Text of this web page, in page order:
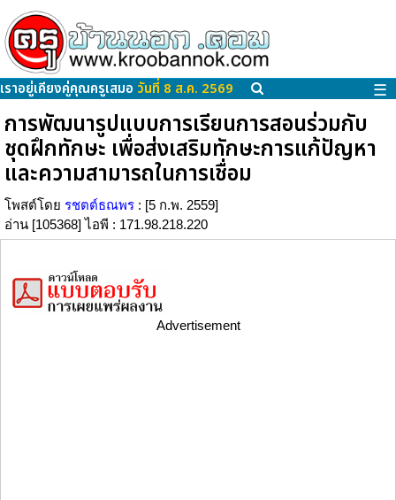
เราอยู่เคียงคู่คุณครูเสมอ วันที่ 8 ส.ค. 2569 ☰
การพัฒนารูปแบบการเรียนการสอนร่วมกับ
ชุดฝึกทักษะ เพื่อส่งเสริมทักษะการแก้ปัญหา
และความสามารถในการเชื่อม
โพสต์โดย รชตต์ธณพร : [5 ก.พ. 2559]
อ่าน [105368] ไอพี : 171.98.218.220
Advertisement